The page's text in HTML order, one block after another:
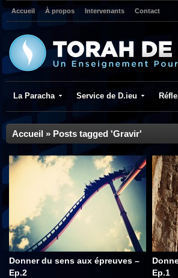
Accueil À propos Intervenants Contact
La Paracha Service de D.ieu
Accueil » Posts tagged 'Gravir'
Donner du sens aux épreuves –
Ep.2
Ep.1